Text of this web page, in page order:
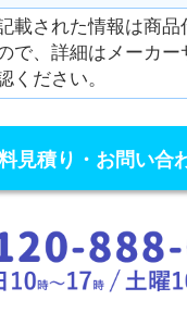
載された情報は商品
で、詳細はメーカー
ください。
見積り・お問い合